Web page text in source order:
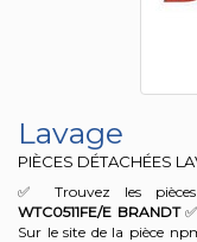
Lavage
PIÈCES DÉTACHÉES
✅ Trouvez les
WTC0511FE/E BRANDT
Sur le site de la pièce